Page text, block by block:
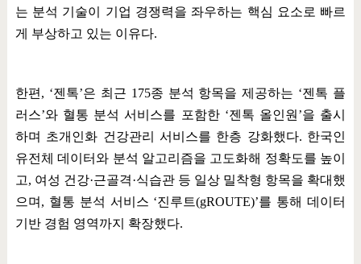
는 분석 기술이 기업 경쟁력을 좌우하는 핵심 요소로 빠르
게 부상하고 있는 이유다.
한편 , ‘젠톡’은 최근 175종 분석 항목을 제공하는 ‘젠톡 플
러스’와 혈통 분석 서비스를 포함한 ‘젠톡 올인원 ’을 출시
하며 초개인화 건강관리 서비스를 한층 강화했다. 한국인
유전체 데이터와 분석 알고리즘을 고도화해 정확도를 높이
고, 여성 건강·근골격·식습관 등 일상 밀착형 항목을 확대했
으며 , 혈통 분석 서비스 ‘진루트(gROUTE)’를 통해 데이터
기반 경험 영역까지 확장했다.